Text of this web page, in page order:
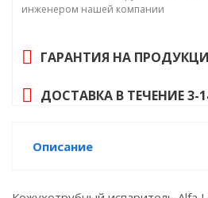
инженером нашей компании
ГАРАНТИЯ НА
ДОСТАВКА В ТЕЧЕНИЕ 3-
Описание